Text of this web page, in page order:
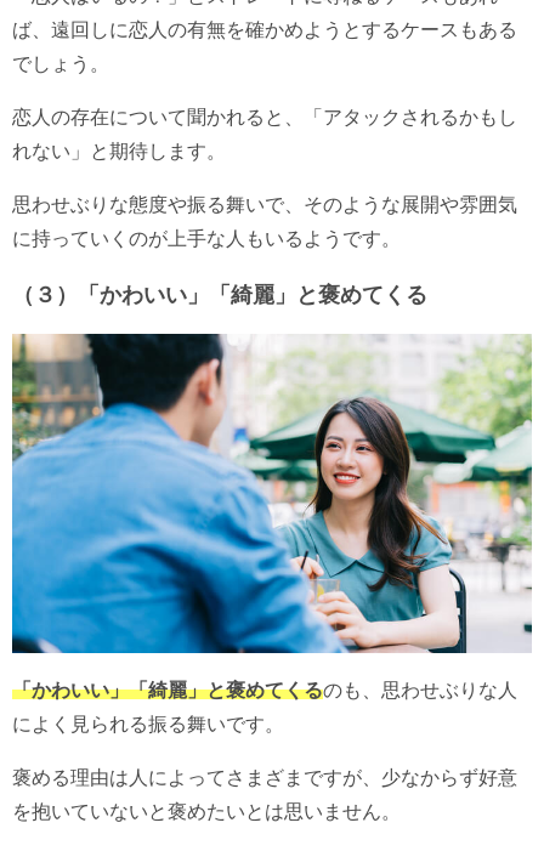
ば、遠回しに恋人の有無を確かめようとするケースもある
でしょう。
恋人の存在について聞かれると、「アタックされるかもし
れない」と期待します。
思わせぶりな態度や振る舞いで、そのような展開や雰囲気
に持っていくのが上手な人もいるようです。
（３）「かわいい」「綺麗」と褒めてくる
「かわいい」「綺麗」と褒めてくるのも、思わせぶりな人
によく見られる振る舞いです。
褒める理由は人によってさまざまですが、少なからず好意
を抱いていないと褒めたいとは思いません。